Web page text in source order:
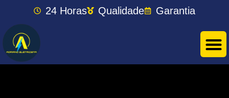
24 Horas Qualidade Garantia